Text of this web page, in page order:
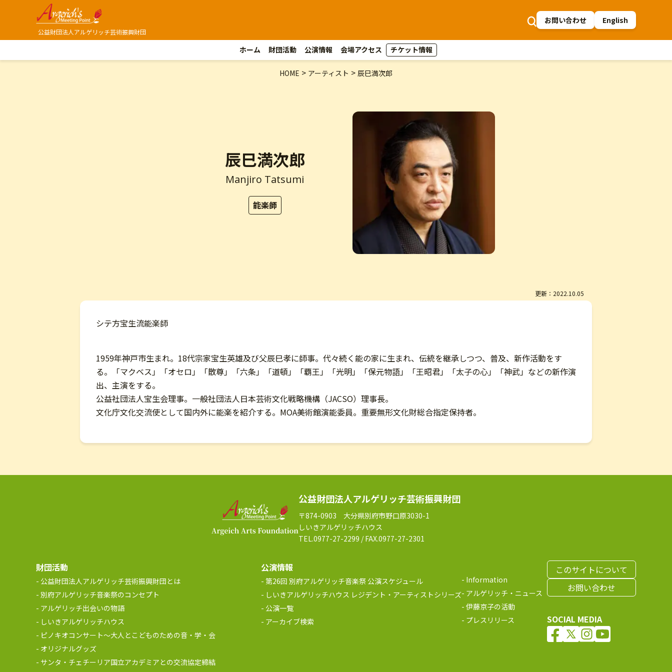
公益財団法人アルゲリッチ芸術振興財団
お問い合わせ English
ホーム 財団活動 公演情報 会場アクセス チケット情報
HOME > アーティスト > 辰巳満次郎
辰巳満次郎
Manjiro Tatsumi
能楽師
更新：2022.10.05
シテ方宝生流能楽師
1959年神戸市生まれ。18代宗家宝生英雄及び父辰巳孝に師事。代々続く能の家に生まれ、伝統を継承しつつ、普及、新作活動をす
る。「マクベス」「オセロ」「散尊」「六条」「道頓」「覇王」「光明」「保元物語」「王昭君」「太子の心」「神武」などの新作演
出、主演をする。
公益社団法人宝生会理事。一般社団法人日本芸術文化戦略機構（JACSO）理事長。
文化庁文化交流使として国内外に能楽を紹介する。MOA美術館演能委員。重要無形文化財総合指定保持者。
公益財団法人アルゲリッチ芸術振興財団
〒874-0903 大分県別府市野口原3030-1
しいきアルゲリッチハウス
TEL.0977-27-2299 / FAX.0977-27-2301
財団活動
公益財団法人アルゲリッチ芸術振興財団とは
別府アルゲリッチ音楽祭のコンセプト
アルゲリッチ出会いの物語
しいきアルゲリッチハウス
ピノキオコンサート～大人とこどものための音・学・会
オリジナルグッズ
サンタ・チェチーリア国立アカデミアとの交流協定締結
公演情報
第26回 別府アルゲリッチ音楽祭 公演スケジュール
しいきアルゲリッチハウス レジデント・アーティストシリーズ
公演一覧
アーカイブ検索
Information
アルゲリッチ・ニュース
伊藤京子の活動
プレスリリース
このサイトについて
お問い合わせ
SOCIAL MEDIA